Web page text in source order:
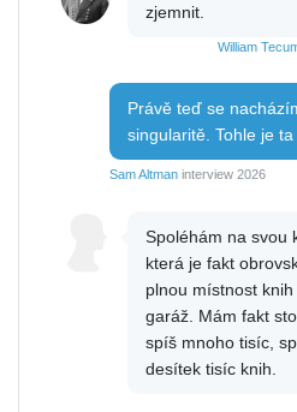
zjemnit.
William
Právě teď se
singularitě. Tohle je ta
Sam Altman interview 2026
Spoléhám na svou
která je fakt
plnou místnost
garáž. Mám fakt
spíš mnoho tisíc,
desítek tisíc knih.